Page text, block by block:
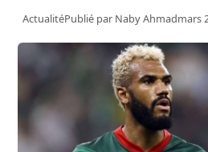
ActualitéPublié par Naby Ahmadmars